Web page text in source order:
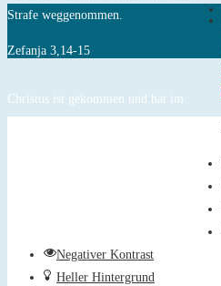
Strafe weggenommen.
Zefanja 3,14-15
Christus ist gekommen und hat im
Negativer Kontrast
Heller Hintergrund